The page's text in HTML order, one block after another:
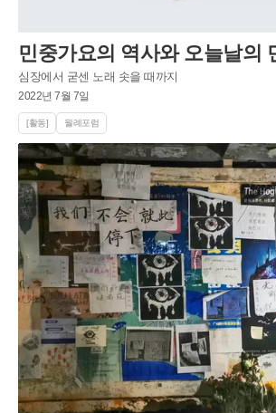
민중가요의 역사와 오늘날의
심장에서 굳센 노래 솟을 때까지
2022년 7월 7일
[활동] 월례포럼